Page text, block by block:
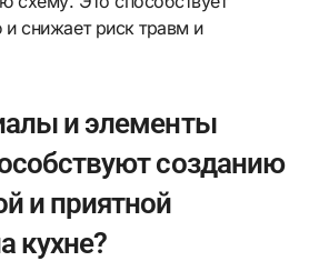
снижает риск травм и
и элементы
созданию
и приятной
кухне?